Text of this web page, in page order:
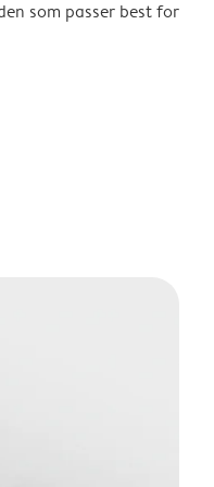
som passer best for